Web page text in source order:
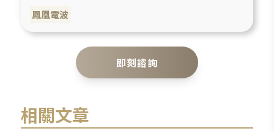
鳳凰電波
即刻諮詢
相關文章